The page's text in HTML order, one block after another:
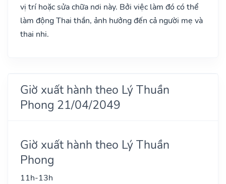
vị trí hoặc sửa chữa nơi này. Bởi việc làm đó có thể
làm động Thai thần, ảnh hưởng đến cả người mẹ và
thai nhi.
Giờ xuất hành theo Lý Thuần
Phong 21/04/2049
Giờ xuất hành theo Lý Thuần
Phong
11h-13h